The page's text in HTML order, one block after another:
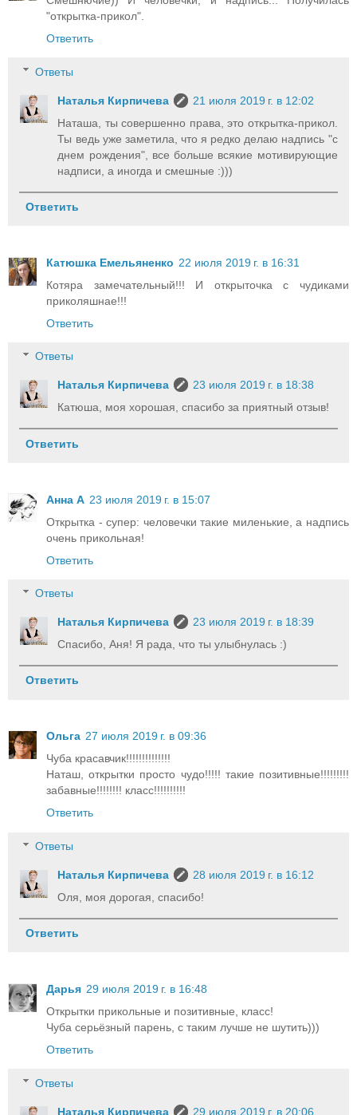
"открытка-прикол".
Ответить
Ответы
Наталья Кирпичева
21 июля 2019 г. в 12:02
Наташа, ты совершенно права, это открытка-прикол.
Ты ведь уже заметила, что я редко делаю надпись "с
днем рождения", все больше всякие мотивирующие
надписи, а иногда и смешные :)))
Ответить
Катюшка Емельяненко 22 июля 2019 г. в 16:31
Котяра замечательный!!! И открыточка с чудиками
приколяшнае!!!
Ответить
Ответы
Наталья Кирпичева
23 июля 2019 г. в 18:38
Катюша, моя хорошая, спасибо за приятный отзыв!
Ответить
Анна А 23 июля 2019 г. в 15:07
Открытка - супер: человечки такие миленькие, а надпись
очень прикольная!
Ответить
Ответы
Наталья Кирпичева
23 июля 2019 г. в 18:39
Спасибо, Аня! Я рада, что ты улыбнулась :)
Ответить
Ольга 27 июля 2019 г. в 09:36
Чуба красавчик!!!!!!!!!!!!!!
Наташ, открытки просто чудо!!!!! такие позитивные!!!!!!!!!
забавные!!!!!!!! класс!!!!!!!!!!
Ответить
Ответы
Наталья Кирпичева
28 июля 2019 г. в 16:12
Оля, моя дорогая, спасибо!
Ответить
Дарья 29 июля 2019 г. в 16:48
Открытки прикольные и позитивные, класс!
Чуба серьёзный парень, с таким лучше не шутить)))
Ответить
Ответы
Наталья Кирпичева
29 июля 2019 г. в 20:06